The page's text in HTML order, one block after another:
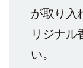
が取り入
リジナル
い。